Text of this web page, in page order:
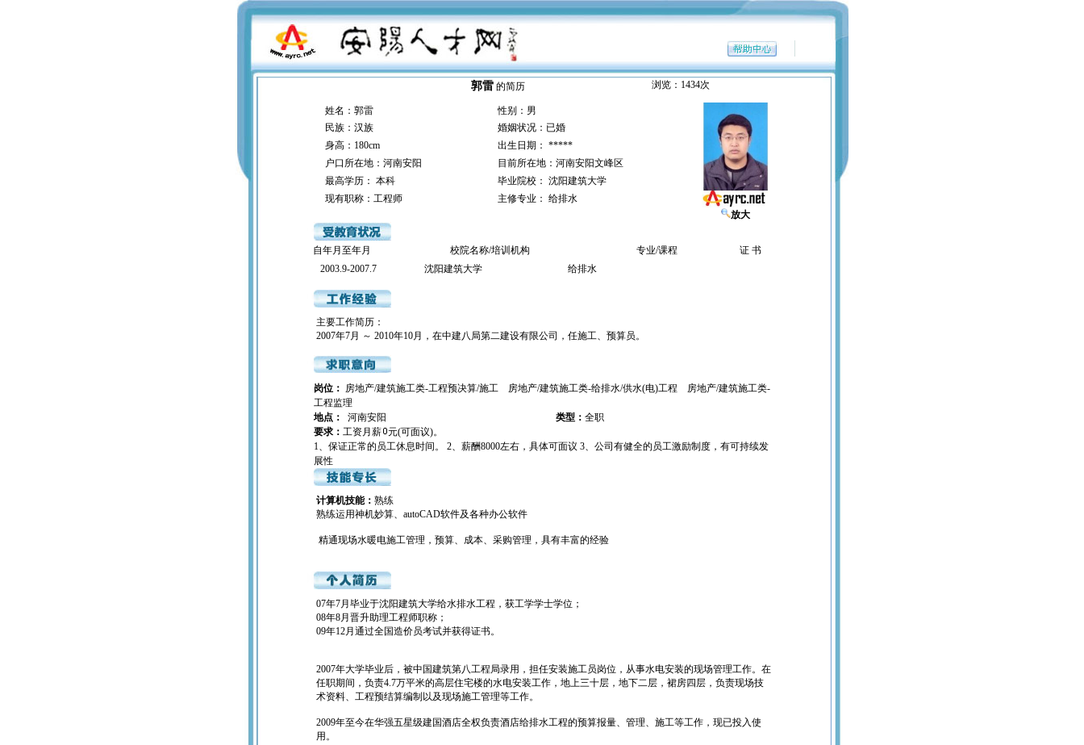
郭雷的简历 浏览：1434次
姓名：郭雷
性别：男
民族：汉族
婚姻状况：已婚
身高：180cm
出生日期： *****
户口所在地：河南安阳
目前所在地：河南安阳文峰区
最高学历： 本科 毕业院校： 沈阳建筑大学
现有职称：工程师
主修专业： 给排水
放大
自年月至年月 校院名称/培训机构 专业/课程
证 书
2003.9-2007.7
沈阳建筑大学 给排水
主要工作简历：
2007年7月 ～ 2010年10月，在中建八局第二建设有限公司，任施工、预算员。
岗位： 房地产/建筑施工类-工程预决算/施工 房地产/建筑施工类-给排水/供水(电)工程 房地产/建筑施工类-
工程监理
地点：
河南安阳 类型： 全职
要求： 工资月薪 元(可面议)。
1、保证正常的员工休息时间。 2、薪酬8000左右，具体可面议 3、公司有健全的员工激励制度，有可持续发
展性
计算机技能： 熟练
熟练运用神机妙算、autoCAD软件及各种办公软件
精通现场水暖电施工管理，预算、成本、采购管理，具有丰富的经验
07年7月毕业于沈阳建筑大学给水排水工程，获工学学士学位；
08年8月晋升助理工程师职称；
09年12月通过全国造价员考试并获得证书。
2007年大学毕业后，被中国建筑第八工程局录用，担任安装施工员岗位，从事水电安装的现场管理工作。在
任职期间，负责4.7万平米的高层住宅楼的水电安装工作，地上三十层，地下二层，裙房四层，负责现场技
术资料、工程预结算编制以及现场施工管理等工作。
2009年至今在华强五星级建国酒店全权负责酒店给排水工程的预算报量、管理、施工等工作，现已投入使
用。